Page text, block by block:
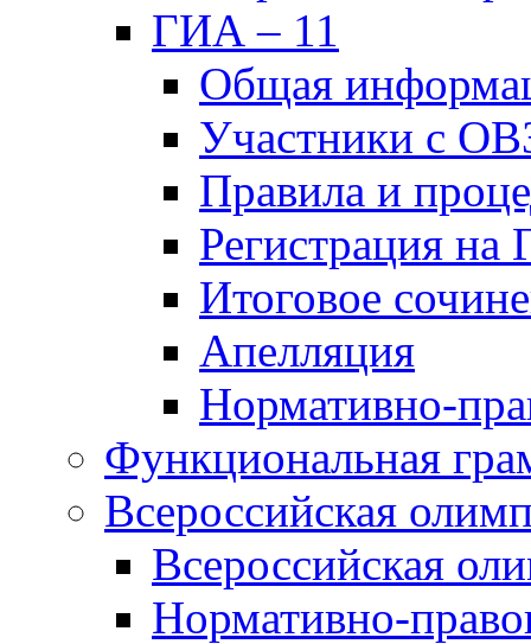
ГИА – 11
Общая
Участники с
Правила и
Регистрация
Итоговое
Апелляция
Нормативно-
Функциональная
Всероссийская
Всероссийская
Нормативно-